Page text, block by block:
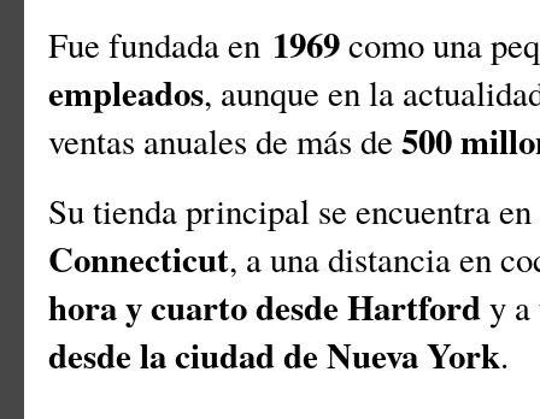
Fue fundada en 1969como una
empleados, aunque en la
ventas anuales de más de 500
Su tienda principal se encuentra en
Connecticut, a una distancia en
hora y cuarto desde Hartfordy a
desde la ciudad de Nueva York.